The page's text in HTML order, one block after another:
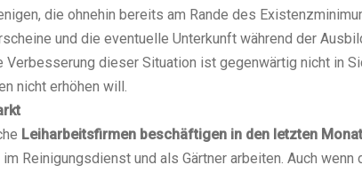
die ohnehin bereits am Rande des
und die eventuelle Unterkunft während der
Verbesserung dieser Situation ist gegenwärtig nicht in
nicht erhöhen will.
Leiharbeitsfirmen beschäftigen in den letzten
Reinigungsdienst und als Gärtner arbeiten. Auch